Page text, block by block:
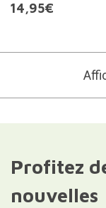
14,95€
Profitez
nouvelles